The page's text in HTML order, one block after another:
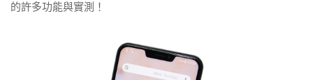
的許多功能與實測！